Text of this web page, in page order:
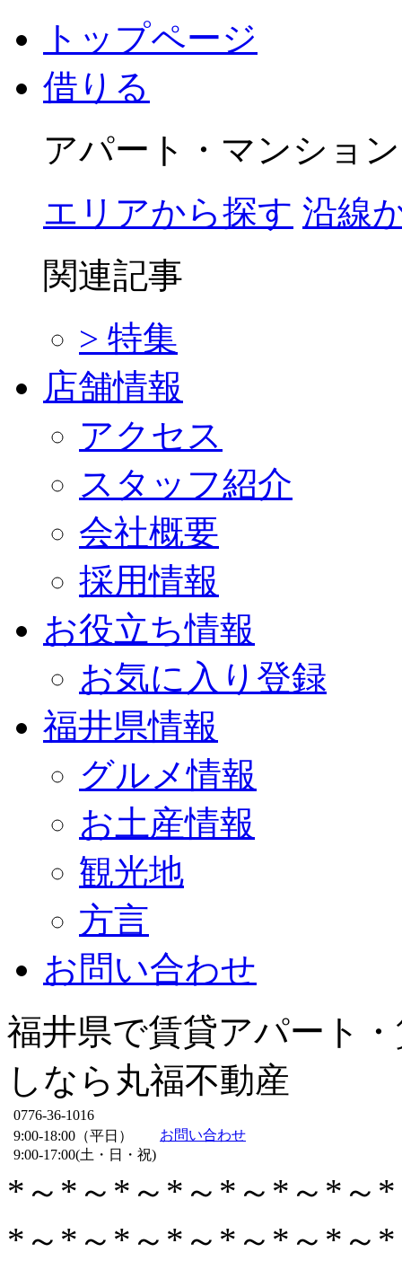
トップページ
借りる
アパート・マンショ
エリアから探す 沿線
関連記事
> 特集
店舗情報
アクセス
スタッフ紹介
会社概要
採用情報
お役立ち情報
お気に入り登録
福井県情報
グルメ情報
お土産情報
観光地
方言
お問い合わせ
福井県で賃貸アパート
しなら丸福不動産
0776-36-1016
お問い合わせ
9:00-18:00（平日）
9:00-17:00(土・日・祝)
*～*～*～*～*～*～*～
*～*～*～*～*～*～*～